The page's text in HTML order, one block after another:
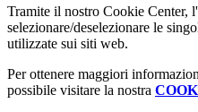
Tramite il nostro Cookie Center,
selezionare/deselezionare le
utilizzate sui siti web.
Per ottenere maggiori
possibile visitare la nostra